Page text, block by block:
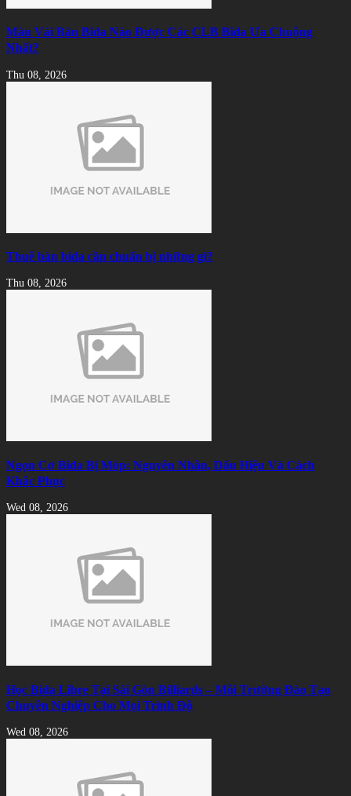
Màu Vải Bàn Bida Nào Được Các CLB Bida Ưa Chuộng
Nhất?
Thu 08, 2026
Thuê bàn bida cần chuẩn bị những gì?
Thu 08, 2026
Ngọn Cơ Bida Bị Móp: Nguyên Nhân, Dấu Hiệu Và Cách
Khắc Phục
Wed 08, 2026
Học Bida Libre Tại Sài Gòn Billiards – Môi Trường Đào Tạo
Chuyên Nghiệp Cho Mọi Trình Độ
Wed 08, 2026